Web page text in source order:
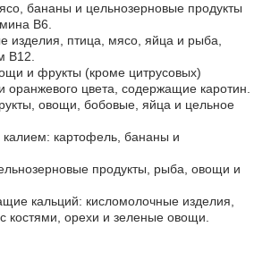
бананы и цельнозерновые продукты
В6.
изделия, птица, мясо, яйца и рыба,
В12.
и фрукты (кроме цитрусовых)
оранжевого цвета, содержащие каротин.
овощи, бобовые, яйца и цельное
калием: картофель, бананы и
продукты, рыба, овощи и
кальций: кисломолочные изделия,
костями, орехи и зеленые овощи.